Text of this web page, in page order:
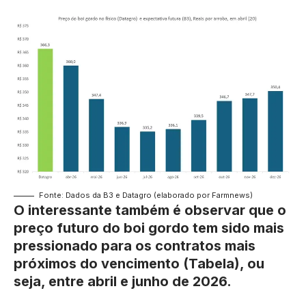
Fonte: Dados da B3 e Datagro (elaborado por Farmnews)
O interessante também é observar que o
preço futuro do boi gordo tem sido mais
pressionado para os contratos mais
próximos do vencimento (Tabela), ou
seja, entre abril e junho de 2026.